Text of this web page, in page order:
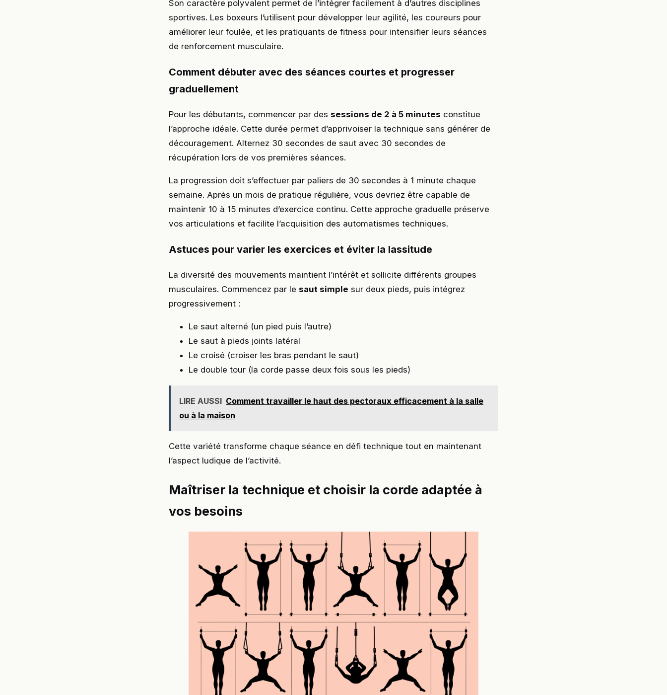
Son caractère polyvalent permet de l’intégrer facilement à d’autres disciplines
sportives. Les boxeurs l’utilisent pour développer leur agilité, les coureurs pour
améliorer leur foulée, et les pratiquants de fitness pour intensifier leurs séances
de renforcement musculaire.
Comment débuter avec des séances courtes et progresser
graduellement
Pour les débutants, commencer par des sessions de 2 à 5 minutes constitue
l’approche idéale. Cette durée permet d’apprivoiser la technique sans générer de
découragement. Alternez 30 secondes de saut avec 30 secondes de
récupération lors de vos premières séances.
La progression doit s’effectuer par paliers de 30 secondes à 1 minute chaque
semaine. Après un mois de pratique régulière, vous devriez être capable de
maintenir 10 à 15 minutes d’exercice continu. Cette approche graduelle préserve
vos articulations et facilite l’acquisition des automatismes techniques.
Astuces pour varier les exercices et éviter la lassitude
La diversité des mouvements maintient l’intérêt et sollicite différents groupes
musculaires. Commencez par le saut simple sur deux pieds, puis intégrez
progressivement :
Le saut alterné (un pied puis l’autre)
Le saut à pieds joints latéral
Le croisé (croiser les bras pendant le saut)
Le double tour (la corde passe deux fois sous les pieds)
LIRE AUSSI Comment travailler le haut des pectoraux efficacement à la salle
ou à la maison
Cette variété transforme chaque séance en défi technique tout en maintenant
l’aspect ludique de l’activité.
Maîtriser la technique et choisir la corde adaptée à
vos besoins